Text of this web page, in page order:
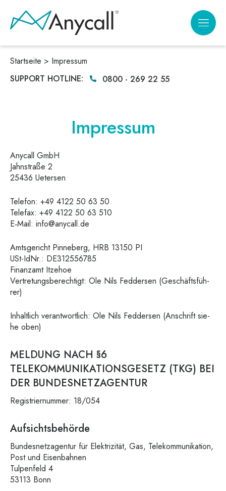
Inhalt
springen
Startseite > Impressum
SUPPORT HOTLINE:
0800 - 269 22 55
Impressum
Any­call GmbH
Jahn­stra­ße 2
25436 Uetersen
Tele­fon: +49 4122 50 63 50
Tele­fax: +49 4122 50 63 510
E‑Mail: info@anycall.de
Amts­ge­richt Pin­ne­berg, HRB 13150 PI
USt-IdNr.: DE312556785
Finanz­amt Itzehoe
Ver­tre­tungs­be­rech­tigt: Ole Nils Fed­der­sen (Geschäfts­füh­
rer)
Inhalt­lich ver­ant­wort­lich: Ole Nils Fed­der­sen (Anschrift sie­
he oben)
MELDUNG NACH §6
TELEKOMMUNIKATIONSGESETZ (TKG) BEI
DER BUNDESNETZAGENTUR
Regis­trier­num­mer: 18/054
Aufsichtsbehörde
Bun­des­netz­agen­tur für Elek­tri­zi­tät, Gas, Tele­kom­mu­ni­ka­ti­on,
Post und Eisenbahnen
Tul­pen­feld 4
53113 Bonn